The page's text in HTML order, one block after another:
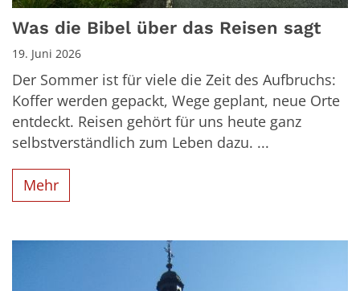
Was die Bibel über das Reisen sagt
19. Juni 2026
Der Sommer ist für viele die Zeit des Aufbruchs:
Koffer werden gepackt, Wege geplant, neue Orte
entdeckt. Reisen gehört für uns heute ganz
selbstverständlich zum Leben dazu. ...
Mehr